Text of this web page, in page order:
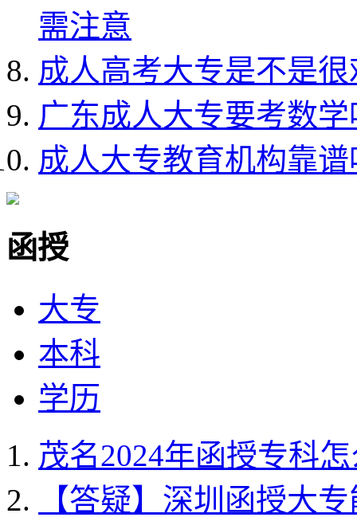
需注意
成人高考大专是不是
广东成人大专要考数
成人大专教育机构靠谱
函授
大专
本科
学历
茂名2024年函授专科
【答疑】深圳函授大